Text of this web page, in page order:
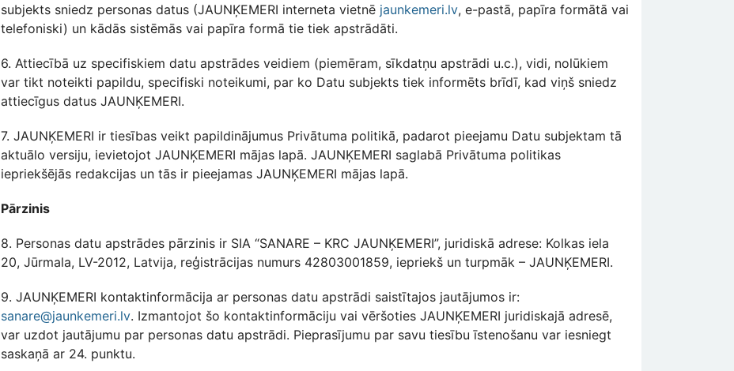
subjekts sniedz personas datus (JAUNĶEMERI interneta vietnē jaunkemeri.lv, e-pastā, papīra formātā vai
telefoniski) un kādās sistēmās vai papīra formā tie tiek apstrādāti.
6. Attiecībā uz specifiskiem datu apstrādes veidiem (piemēram, sīkdatņu apstrādi u.c.), vidi, nolūkiem
var tikt noteikti papildu, specifiski noteikumi, par ko Datu subjekts tiek informēts brīdī, kad viņš sniedz
attiecīgus datus JAUNĶEMERI.
7. JAUNĶEMERI ir tiesības veikt papildinājumus Privātuma politikā, padarot pieejamu Datu subjektam tā
aktuālo versiju, ievietojot JAUNĶEMERI mājas lapā. JAUNĶEMERI saglabā Privātuma politikas
iepriekšējās redakcijas un tās ir pieejamas JAUNĶEMERI mājas lapā.
Pārzinis
8. Personas datu apstrādes pārzinis ir SIA “SANARE – KRC JAUNĶEMERI”, juridiskā adrese: Kolkas iela
20, Jūrmala, LV-2012, Latvija, reģistrācijas numurs 42803001859, iepriekš un turpmāk – JAUNĶEMERI.
9. JAUNĶEMERI kontaktinformācija ar personas datu apstrādi saistītajos jautājumos ir:
sanare@jaunkemeri.lv. Izmantojot šo kontaktinformāciju vai vēršoties JAUNĶEMERI juridiskajā adresē,
var uzdot jautājumu par personas datu apstrādi. Pieprasījumu par savu tiesību īstenošanu var iesniegt
saskaņā ar 24. punktu.